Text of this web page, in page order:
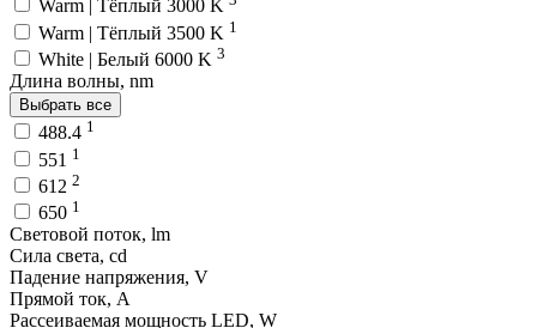
Warm | Тёплый 3000 K
Warm | Тёплый 3500 K 1
White | Белый 6000 K 3
Длина волны, nm
Выбрать все
488.4 1
551 1
612 2
650 1
Световой поток, lm
Сила света, cd
Падение напряжения, V
Прямой ток, A
Рассеиваемая мощность LED, W